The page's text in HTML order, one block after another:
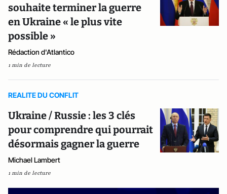
souhaite terminer la guerre
en Ukraine « le plus vite
possible »
Rédaction d'Atlantico
1 min de lecture
REALITE DU CONFLIT
Ukraine / Russie : les 3 clés
pour comprendre qui pourrait
désormais gagner la guerre
Michael Lambert
1 min de lecture